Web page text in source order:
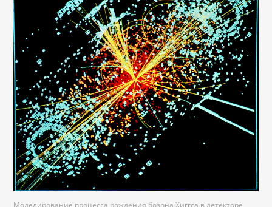
Моделирование процесса рождения бозона Хиггса в детекторе